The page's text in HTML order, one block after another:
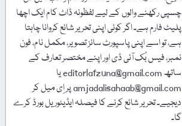
چسپی رکھنے والوں کے لیے لفظونہ ڈاٹ کام ایک اچھا
پلیٹ فارم ہے۔ اگر کوئی اپنی تحریر شائع کروانا چاہتا
ہے، تو اسے اپنی پاسپورٹ سائز تصویر، مکمل نام، فون
نمبر، فیس بُک آئی ڈی اور اپنے مختصر تعارف کے
ساتھ editorlafzuna@gmail.com یا
amjadalisahaab@gmail.com پر اِی میل کر
دیجیے۔ تحریر شائع کرنے کا فیصلہ ایڈیٹوریل بورڈ کرے
گا۔